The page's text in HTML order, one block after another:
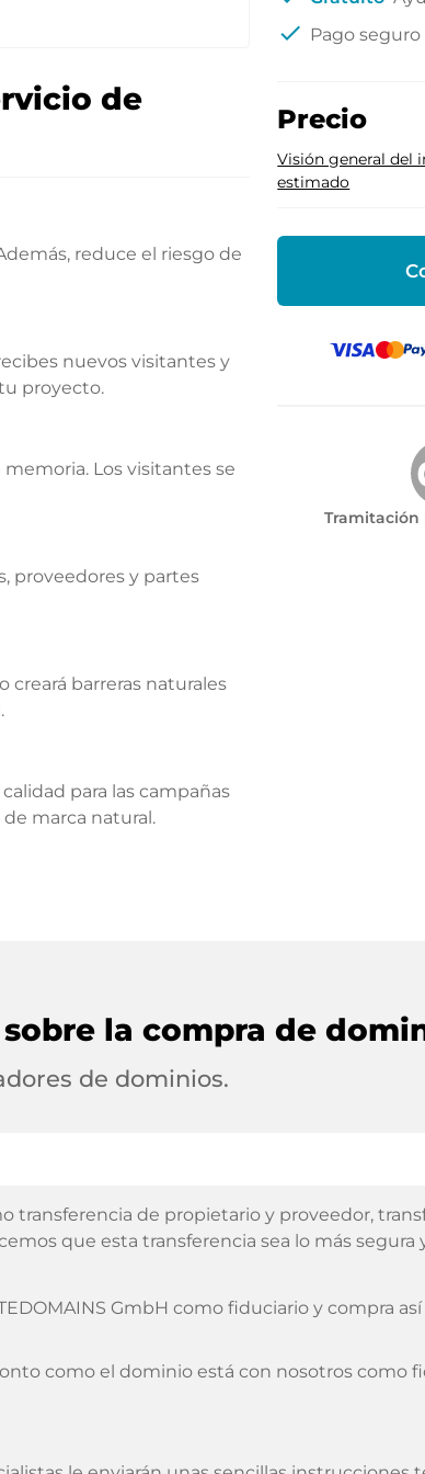
check Pago seguro
Precio
Visión general del
estimado
Tramitación
de
reduce el riesgo de
nuevos visitantes y
proyecto.
Los visitantes se
proveedores y partes
barreras naturales
para las campañas
marca natural.
la compra de
de dominios.
transferencia de propietario y proveedor,
que esta transferencia sea lo más segura
GmbH como fiduciario y compra
como el dominio está con nosotros como